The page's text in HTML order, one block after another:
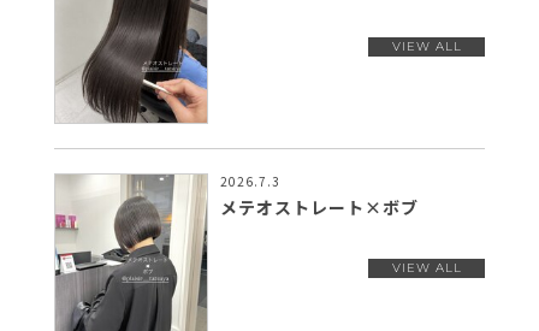
2026.7.3
メテオストレート×ボブ